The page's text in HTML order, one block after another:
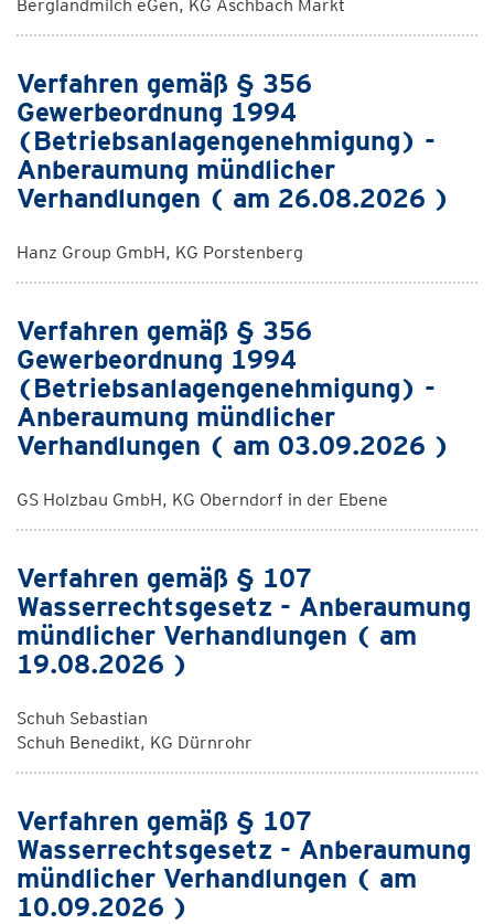
Berglandmilch eGen, KG Aschbach Markt
Verfahren gemäß § 356
Gewerbeordnung 1994
(Betriebsanlagengenehmigung) -
Anberaumung mündlicher
Verhandlungen ( am 26.08.2026 )
Hanz Group GmbH, KG Porstenberg
Verfahren gemäß § 356
Gewerbeordnung 1994
(Betriebsanlagengenehmigung) -
Anberaumung mündlicher
Verhandlungen ( am 03.09.2026 )
GS Holzbau GmbH, KG Oberndorf in der Ebene
Verfahren gemäß § 107
Wasserrechtsgesetz - Anberaumung
mündlicher Verhandlungen ( am
19.08.2026 )
Schuh Sebastian
Schuh Benedikt, KG Dürnrohr
Verfahren gemäß § 107
Wasserrechtsgesetz - Anberaumung
mündlicher Verhandlungen ( am
10.09.2026 )